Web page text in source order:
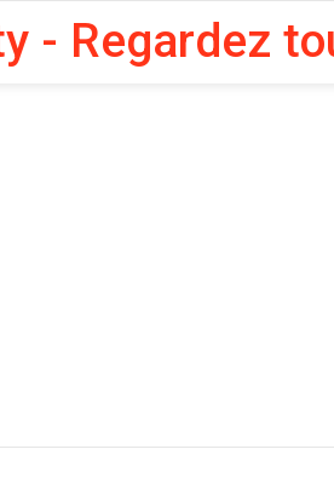
- Regardez